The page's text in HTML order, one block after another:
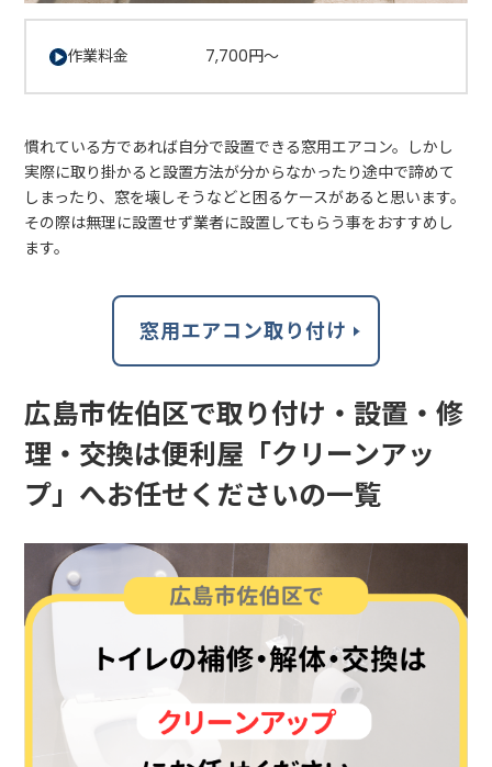
作業料金 7,700円～
慣れている方であれば自分で設置できる窓用エアコン。しかし
実際に取り掛かると設置方法が分からなかったり途中で諦めて
しまったり、窓を壊しそうなどと困るケースがあると思います。
その際は無理に設置せず業者に設置してもらう事をおすすめし
ます。
窓用エアコン取り付け
広島市佐伯区で取り付け・設置・修
理・交換は便利屋「クリーンアッ
プ」へお任せくださいの一覧